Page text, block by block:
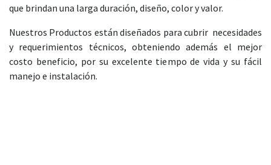
que brindan una larga duración, diseño, color y valor.
Nuestros Productos están diseñados para cubrir necesidades
y requerimientos técnicos, obteniendo además el mejor
costo beneficio, por su excelente tiempo de vida y su fácil
manejo e instalación.